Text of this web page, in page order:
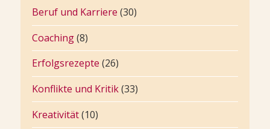
Beruf und Karriere (30)
Coaching(8)
Erfolgsrezepte (26)
Konflikte und Kritik(33)
Kreativität(10)